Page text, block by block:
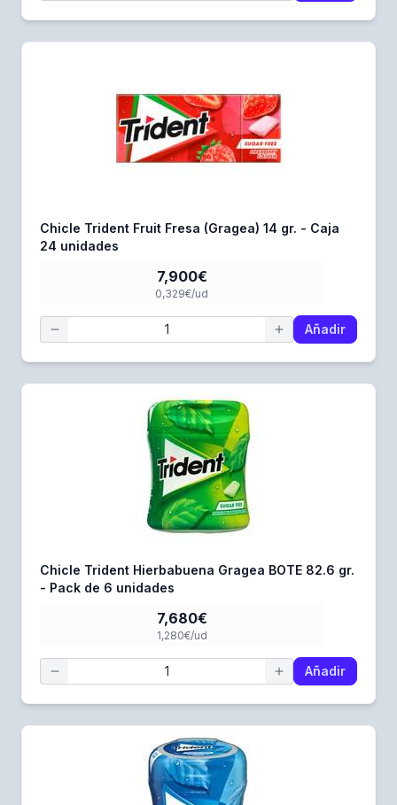
Chicle Trident Fruit Fresa (Gragea) 14 gr. - Caja
24 unidades
7,900€
0,329€/ud
Añadir
Chicle Trident Hierbabuena Gragea BOTE 82.6 gr.
- Pack de 6 unidades
7,680€
1,280€/ud
Añadir